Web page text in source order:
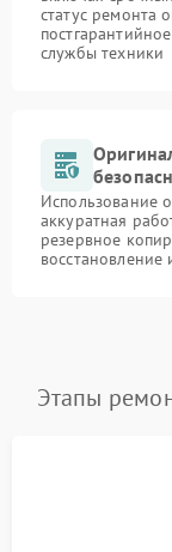
статус ремонта
службы техники
Использование
аккуратная
резервное
Этапы